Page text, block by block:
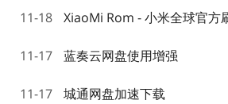
11-18 XiaoMi Rom - 小米全球官方
11-17 蓝奏云网盘使用增强
11-17 城通网盘加速下载